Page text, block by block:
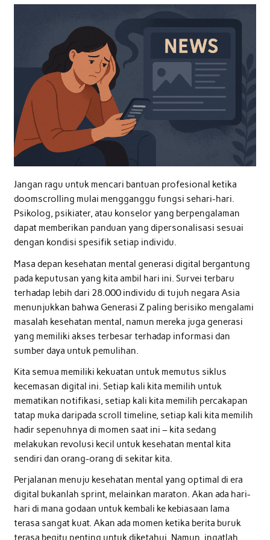
Jangan ragu untuk mencari bantuan profesional ketika
doomscrolling mulai mengganggu fungsi sehari-hari.
Psikolog, psikiater, atau konselor yang berpengalaman
dapat memberikan panduan yang dipersonalisasi sesuai
dengan kondisi spesifik setiap individu.
Masa depan kesehatan mental generasi digital bergantung
pada keputusan yang kita ambil hari ini. Survei terbaru
terhadap lebih dari 28.000 individu di tujuh negara Asia
menunjukkan bahwa Generasi Z paling berisiko mengalami
masalah kesehatan mental, namun mereka juga generasi
yang memiliki akses terbesar terhadap informasi dan
sumber daya untuk pemulihan.
Kita semua memiliki kekuatan untuk memutus siklus
kecemasan digital ini. Setiap kali kita memilih untuk
mematikan notifikasi, setiap kali kita memilih percakapan
tatap muka daripada scroll timeline, setiap kali kita memilih
hadir sepenuhnya di momen saat ini – kita sedang
melakukan revolusi kecil untuk kesehatan mental kita
sendiri dan orang-orang di sekitar kita.
Perjalanan menuju kesehatan mental yang optimal di era
digital bukanlah sprint, melainkan maraton. Akan ada hari-
hari di mana godaan untuk kembali ke kebiasaan lama
terasa sangat kuat. Akan ada momen ketika berita buruk
terasa begitu penting untuk diketahui. Namun, ingatlah